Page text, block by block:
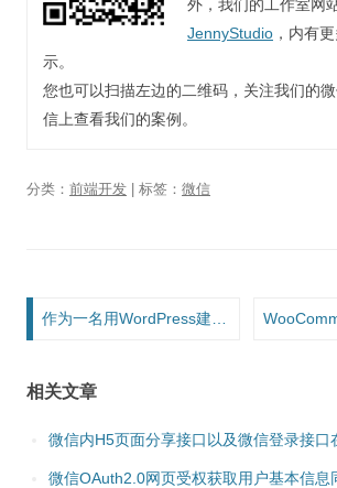
外，我们的工作室网
JennyStudio ，内有
示。
您也可以扫描左边的二维码，关注我们的
信上查看我们的案例。
分类： 前端开发 | 标签： 微信
文章导航
相关文章
微信内H5页面分享接口以及微信登录接口
微信OAuth2.0网页受权获取用户基本信息